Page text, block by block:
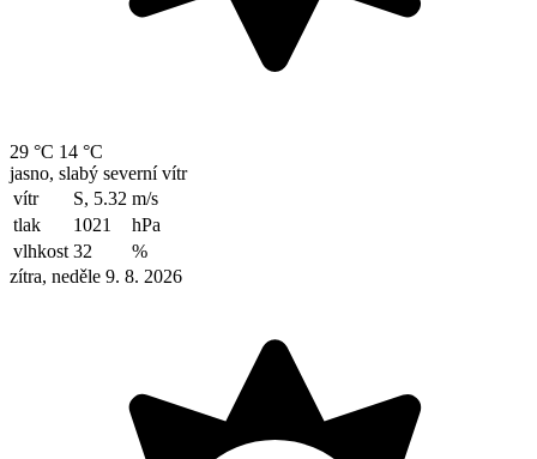
29 °C 14 °C
jasno, slabý severní vítr
vítr
S, 5.32 m/s
tlak
1021
hPa
vlhkost 32
%
zítra, neděle 9. 8. 2026